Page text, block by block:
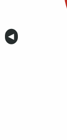
Anterior
◀︎